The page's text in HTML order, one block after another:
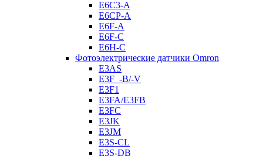
E6C3-A
E6CP-A
E6F-A
E6F-C
E6H-C
Фотоэлектрические датчики Omron
E3AS
E3F_-B/-V
E3F1
E3FA/E3FB
E3FC
E3JK
E3JM
E3S-CL
E3S-DB